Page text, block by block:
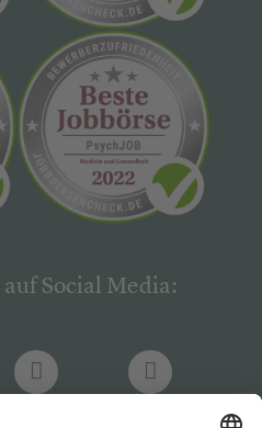
auf Social Media: